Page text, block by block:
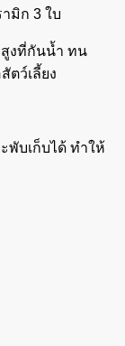
มิก 3 ใบ
งที่กันน้ำ ทน
ตว์เลี้ยง
พับเก็บได้ ทำให้